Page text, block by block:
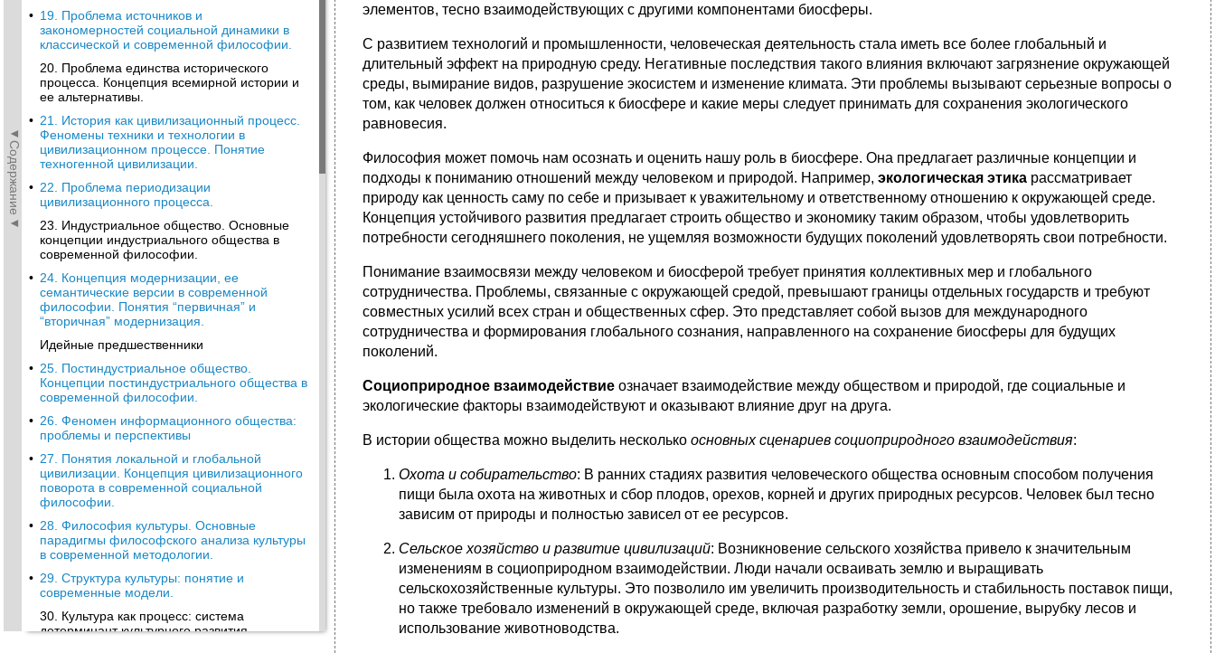
◄Содержание◄
• 19. Проблема источников и
закономерностей социальной динамики в
классической и современной философии.
20. Проблема единства исторического
процесса. Концепция всемирной истории и
ее альтернативы.
• 21. История как цивилизационный процесс.
Феномены техники и технологии в
цивилизационном процессе. Понятие
техногенной цивилизации.
• 22. Проблема периодизации
цивилизационного процесса.
23. Индустриальное общество. Основные
концепции индустриального общества в
современной философии.
• 24. Концепция модернизации, ее
семантические версии в современной
философии. Понятия “первичная” и
“вторичная” модернизация.
Идейные предшественники
• 25. Постиндустриальное общество.
Концепции постиндустриального общества в
современной философии.
• 26. Феномен информационного общества:
проблемы и перспективы
• 27. Понятия локальной и глобальной
цивилизации. Концепция цивилизационного
поворота в современной социальной
философии.
• 28. Философия культуры. Основные
парадигмы философского анализа культуры
в современной методологии.
• 29. Структура культуры: понятие и
современные модели.
30. Культура как процесс: система
детерминант культурного развития.
элементов, тесно взаимодействующих с другими компонентами биосферы.
С развитием технологий и промышленности, человеческая деятельность стала иметь все более глобальный и
длительный эффект на природную среду. Негативные последствия такого влияния включают загрязнение окружающей
среды, вымирание видов, разрушение экосистем и изменение климата. Эти проблемы вызывают серьезные вопросы о
том, как человек должен относиться к биосфере и какие меры следует принимать для сохранения экологического
равновесия.
Философия может помочь нам осознать и оценить нашу роль в биосфере. Она предлагает различные концепции и
подходы к пониманию отношений между человеком и природой. Например, экологическая этика рассматривает
природу как ценность саму по себе и призывает к уважительному и ответственному отношению к окружающей среде.
Концепция устойчивого развития предлагает строить общество и экономику таким образом, чтобы удовлетворить
потребности сегодняшнего поколения, не ущемляя возможности будущих поколений удовлетворять свои потребности.
Понимание взаимосвязи между человеком и биосферой требует принятия коллективных мер и глобального
сотрудничества. Проблемы, связанные с окружающей средой, превышают границы отдельных государств и требуют
совместных усилий всех стран и общественных сфер. Это представляет собой вызов для международного
сотрудничества и формирования глобального сознания, направленного на сохранение биосферы для будущих
поколений.
Социоприродное взаимодействие означает взаимодействие между обществом и природой, где социальные и
экологические факторы взаимодействуют и оказывают влияние друг на друга.
В истории общества можно выделить несколько основных сценариев социоприродного взаимодействия:
Охота и собирательство: В ранних стадиях развития человеческого общества основным способом получения
пищи была охота на животных и сбор плодов, орехов, корней и других природных ресурсов. Человек был тесно
зависим от природы и полностью зависел от ее ресурсов.
Сельское хозяйство и развитие цивилизаций: Возникновение сельского хозяйства привело к значительным
изменениям в социоприродном взаимодействии. Люди начали осваивать землю и выращивать
сельскохозяйственные культуры. Это позволило им увеличить производительность и стабильность поставок пищи,
но также требовало изменений в окружающей среде, включая разработку земли, орошение, вырубку лесов и
использование животноводства.